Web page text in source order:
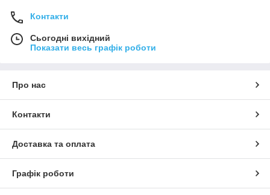
Контакти
Сьогодні вихідний
Показати весь графік роботи
Про нас
Контакти
Доставка та оплата
Графік роботи